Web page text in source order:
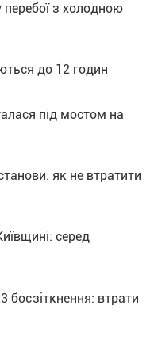
перебої з холодною
до 12 годин
під мостом на
як не втратити
серед
боєзіткнення: втрати